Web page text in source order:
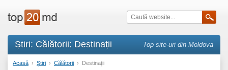
Știri: Călătorii: Destinații Top site-uri din Moldova
Acasă › Știri › Călătorii › Destinații